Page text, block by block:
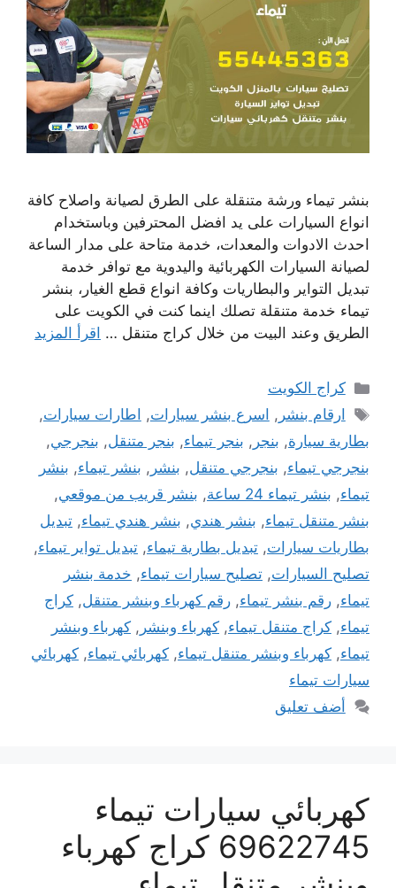
بنشر تيماء ورشة متنقلة على الطرق لصيانة واصلاح كافة
انواع السيارات على يد افضل المحترفين وباستخدام
احدث الادوات والمعدات، خدمة متاحة على مدار الساعة
لصيانة السيارات الكهربائية واليدوية مع توافر خدمة
تبديل التواير والبطاريات وكافة انواع قطع الغيار، بنشر
تيماء خدمة متنقلة تصلك اينما كنت في الكويت على
الطريق وعند البيت من خلال كراج متنقل … اقرأ المزيد
التصنيفات
كراج الكويت
الوسوم
ارقام بنشر , اسرع بنشر سيارات, اطارات سيارات,
بطارية سيارة, بنجر , بنجر تيماء, بنجر متنقل, بنجرجي,
بنجرجي تيماء, بنجرجي متنقل, بنشر , بنشر تيماء, بنشر
تيماء, بنشر تيماء 24 ساعة , بنشر قريب من موقعي,
بنشر متنقل تيماء, بنشر هندي, بنشر هندي تيماء, تبديل
بطاريات سيارات, تبديل بطارية تيماء, تبديل تواير تيماء,
تصليح السيارات, تصليح سيارات تيماء, خدمة بنشر
تيماء, رقم بنشر تيماء, رقم كهرباء وبنشر متنقل, كراج
تيماء, كراج متنقل تيماء, كهرباء وبنشر , كهرباء وبنشر
تيماء, كهرباء وبنشر متنقل تيماء, كهربائي تيماء, كهربائي
سيارات تيماء
أضف تعليق
كهربائي سيارات تيماء
69622745 كراج كهرباء